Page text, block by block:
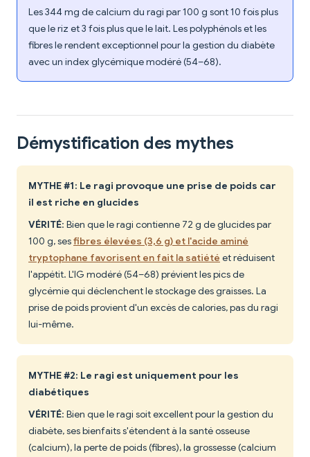
Les 344 mg de calcium du ragi par 100 g sont 10 fois plus
que le riz et 3 fois plus que le lait. Les polyphénols et les
fibres le rendent exceptionnel pour la gestion du diabète
avec un index glycémique modéré (54–68).
Démystification des mythes
MYTHE #1: Le ragi provoque une prise de poids car
il est riche en glucides
VÉRITÉ: Bien que le ragi contienne 72 g de glucides par
100 g, sesfibres élevées (3,6 g) et l'acide aminé
tryptophane favorisent en fait la satiété et réduisent
l'appétit. L'IG modéré (54–68) prévient les pics de
glycémie qui déclenchent le stockage des graisses. La
prise de poids provient d'un excès de calories, pas du ragi
lui-même.
MYTHE #2: Le ragi est uniquement pour les
diabétiques
VÉRITÉ: Bien que le ragi soit excellent pour la gestion du
diabète, ses bienfaits s'étendent à la santé osseuse
(calcium), la perte de poids (fibres), la grossesse (calcium